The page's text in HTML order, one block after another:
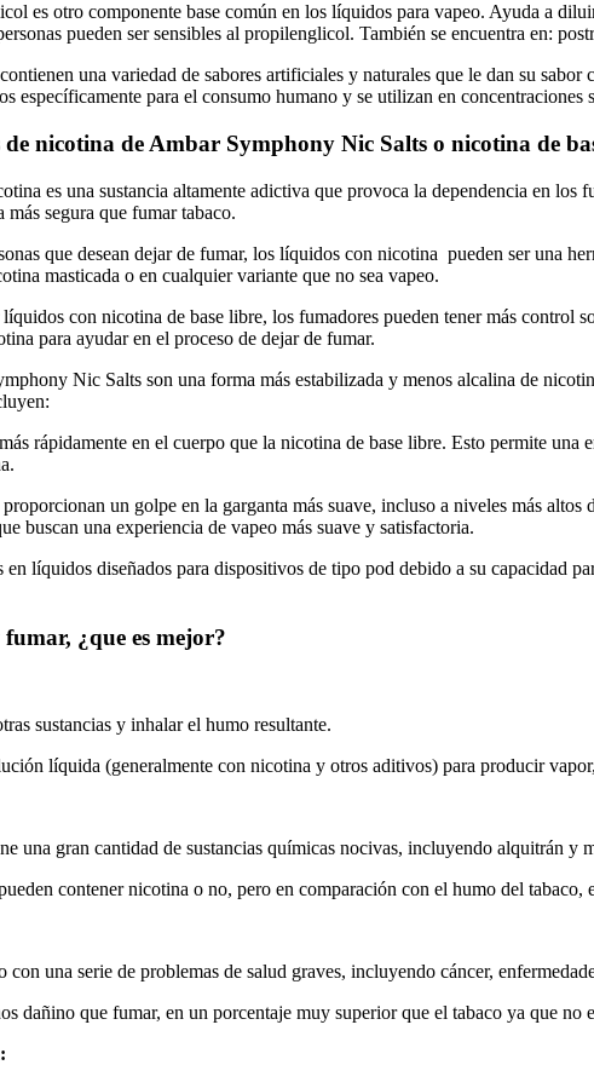
es otro componente base común en los líquidos para vapeo. Ayuda a
pueden ser sensibles al propilenglicol. También se encuentra en:
una variedad de sabores artificiales y naturales que le dan su
específicamente para el consumo humano y se utilizan en
de nicotina de Ambar Symphony Nic Salts o nicotina de
es una sustancia altamente adictiva que provoca la dependencia en
más segura que fumar tabaco.
que desean dejar de fumar, los líquidos con nicotina pueden ser una
masticada o en cualquier variante que no sea vapeo.
con nicotina de base libre, los fumadores pueden tener más control
para ayudar en el proceso de dejar de fumar.
Nic Salts son una forma más estabilizada y menos alcalina de
rápidamente en el cuerpo que la nicotina de base libre. Esto permite
un golpe en la garganta más suave, incluso a niveles más
buscan una experiencia de vapeo más suave y satisfactoria.
en líquidos diseñados para dispositivos de tipo pod debido a su capacidad
¿que es mejor?
sustancias y inhalar el humo resultante.
líquida (generalmente con nicotina y otros aditivos) para producir
una gran cantidad de sustancias químicas nocivas, incluyendo alquitrán y
contener nicotina o no, pero en comparación con el humo del tabaco,
con una serie de problemas de salud graves, incluyendo cáncer,
dañino que fumar, en un porcentaje muy superior que el tabaco ya que